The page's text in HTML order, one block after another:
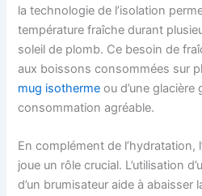
la technologie de l’isolation
température fraîche durant
soleil de plomb. Ce besoin de
aux boissons consommées sur
mug isotherme ou d’une
consommation agréable.
En complément de l’hydratation,
joue un rôle crucial. L’utilisation
d’un brumisateur aide à abaisser